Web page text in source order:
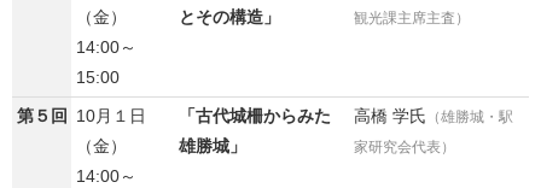
（金）
14:00～
15:00
とその構造」
観光課主席主査）
第５回 10月１日
（金）
14:00～
「古代城柵からみた
雄勝城」
高橋 学氏 （雄勝城・駅
家研究会代表）